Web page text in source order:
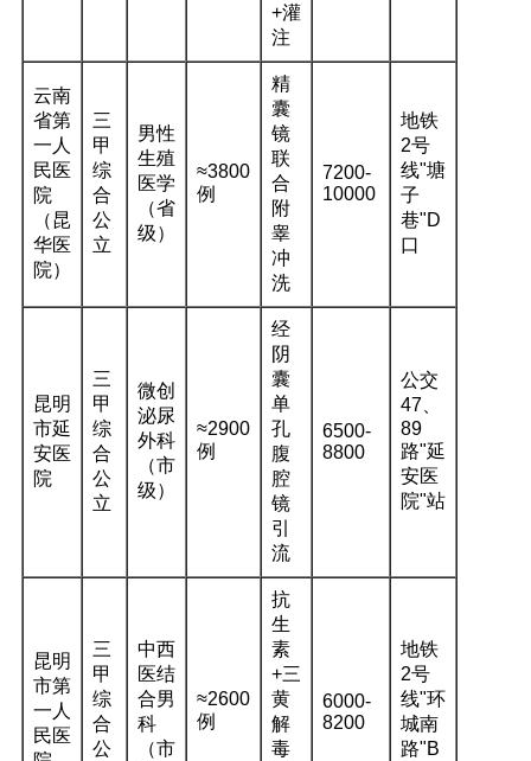
+灌
注
云南
省第
一人
民医
院
（昆
华医
院）
三
甲
综
合
公
立
男性
生殖
医学
（省
级）
≈3800
例
精
囊
镜
联
合
附
睾
冲
洗
7200-
10000
地铁
2号
线"塘
子
巷"D
口
昆明
市延
安医
院
三
甲
综
合
公
立
微创
泌尿
外科
（市
级）
≈2900
例
经
阴
囊
单
孔
腹
腔
镜
引
流
6500-
8800
公交
47、
89
路"延
安医
院"站
昆明
市第
一人
民医
三
甲
综
合
公
中西
医结
合男
科
（市
≈2600
例
抗
生
素
+三
黄
解
毒
6000-
8200
地铁
2号
线"环
城南
路"B